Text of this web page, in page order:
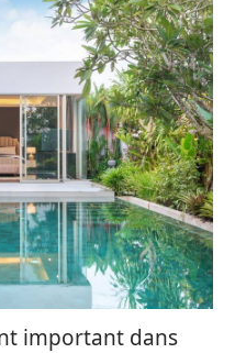
important dans